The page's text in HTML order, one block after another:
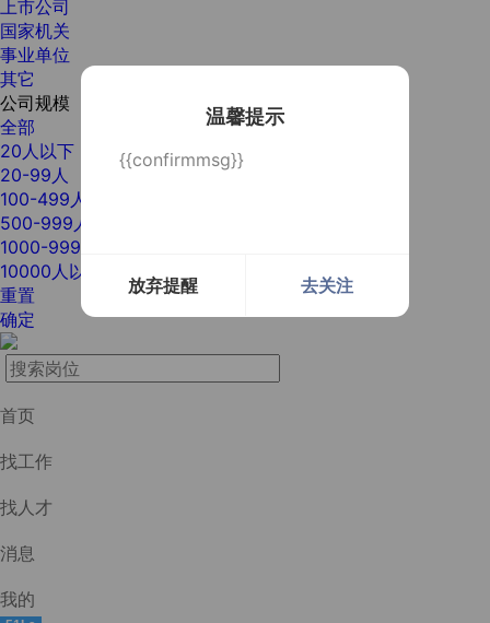
温馨提示
{{confirmmsg}}
放弃提醒 去关注
上市公司
国家机关
事业单位
其它
公司规模
全部
20人以下
20-99人
100-499人
500-999人
1000-9999人
10000人以上
重置
确定
首页
找工作
找人才
消息
我的